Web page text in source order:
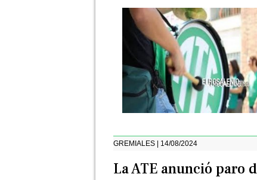
GREMIALES | 14/08/2024
La ATE anunció paro